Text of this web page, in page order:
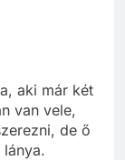
aki már két
van vele,
de ő